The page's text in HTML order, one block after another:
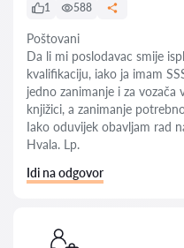
1 588
Poštovani
Da li mi poslodavac smije
kvalifikaciju, iako ja imam
jedno zanimanje i za vozača
knjižici, a zanimanje
Iako oduvijek obavljam rad
Hvala. Lp.
Idi na odgovor